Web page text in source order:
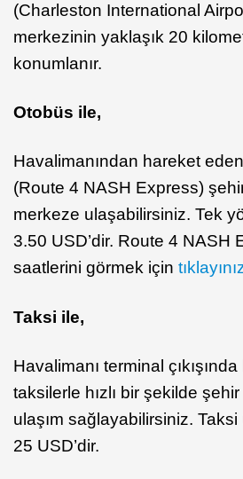
(Charleston International
merkezinin yaklaşık 20
konumlanır.
Otobüs ile,
Havalimanından hareket
(Route 4 NASH Express)
merkeze ulaşabilirsiniz. Tek
3.50 USD’dir. Route 4 NASH
saatlerini görmek için
Taksi ile,
Havalimanı terminal
taksilerle hızlı bir şekilde
ulaşım sağlayabilirsiniz.
25 USD’dir.